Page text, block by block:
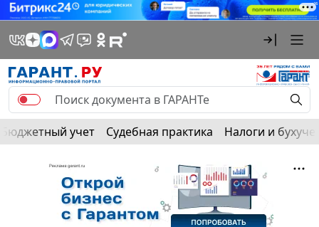
Бюджетный учет Судебная практика Налоги и